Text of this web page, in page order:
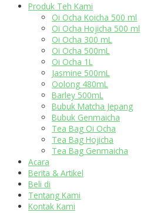
Produk Teh Kami
Oi Ocha Koicha 500 ml
Oi Ocha Hojicha 500 ml
Oi Ocha 300 mL
Oi Ocha 500mL
Oi Ocha 1L
Jasmine 500mL
Oolong 480mL
Barley 500mL
Bubuk Matcha Jepang
Bubuk Genmaicha
Tea Bag Oi Ocha
Tea Bag Hojicha
Tea Bag Genmaicha
Acara
Berita & Artikel
Beli di
Tentang Kami
Kontak Kami